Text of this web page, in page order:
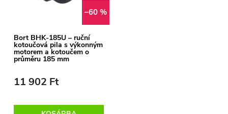
k
e
k
é
k
e
–60 %
Bort BHK-185U – ruční
kotoučová pila s výkonným
motorem a kotoučem o
průměru 185 mm
11 902 Ft